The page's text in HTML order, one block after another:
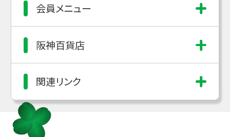
会員メニュー
阪神百貨店
関連リンク